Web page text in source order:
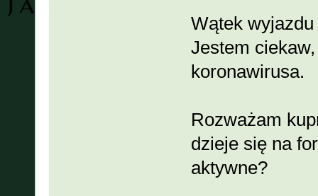
Wątek
Jestem
koronawirusa.
Rozważam
dzieje się na
aktywne?